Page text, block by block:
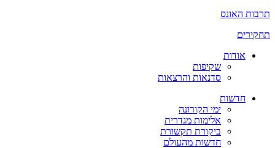
תרבות האונס
תחקירים
אודות
שקיפות
סדנאות והרצאות
חדשות
ימי הקורונה
אלימות מגדרית
ביקורת תקשורת
חדשות מהעולם